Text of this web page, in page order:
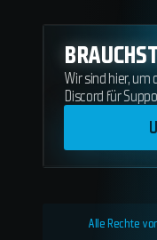
Wir sind hier,
Discord für
Alle Rechte